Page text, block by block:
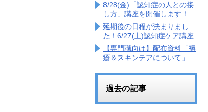
8/28(金)「認知症の人との接
し方」講座を開催します！
延期後の日程が決まりまし
た！6/27(土)認知症ケア講座
【専門職向け】配布資料「褥
瘡＆スキンテアについて」
過去の記事